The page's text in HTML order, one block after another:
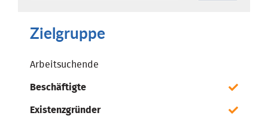
Zielgruppe
Arbeitsuchende
Beschäftigte
Existenzgründer